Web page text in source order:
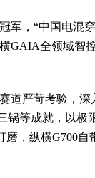
军，“中国电混
GAIA全领域智
道严苛考验，
等成就，以极
，纵横G700自